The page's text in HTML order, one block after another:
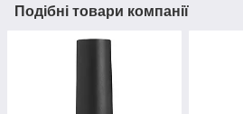
Подібні товари компанії